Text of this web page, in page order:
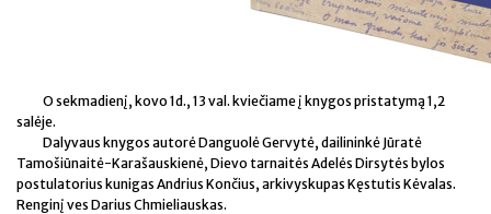
O sekmadienį, kovo 1d., 13 val. kviečiame į knygos pristatymą 1,2
salėje.
Dalyvaus knygos autorė Danguolė Gervytė, dailininkė Jūratė
Tamošiūnaitė-Karašauskienė, Dievo tarnaitės Adelės Dirsytės bylos
postulatorius kunigas Andrius Končius, arkivyskupas Kęstutis Kėvalas.
Renginį ves Darius Chmieliauskas.